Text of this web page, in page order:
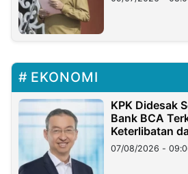
EKONOMI
KPK Didesak
Bank BCA
Keterlibatan
Hilangnya
Miliar
07/08/2026 -